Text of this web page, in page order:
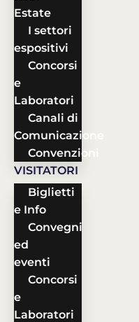
Estate
I settori
espositivi
Concorsi
e
Laboratori
Canali di
Comunicazione
Convenzioni
VISITATORI
Biglietti
e Info
Convegni
ed
eventi
Concorsi
e
Laboratori